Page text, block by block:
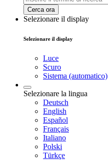
Cerca ora
Selezionare il display
Selezionare il display
Luce
Scuro
Sistema (automatico)
Selezionare la lingua
Deutsch
English
Español
Français
Italiano
Polski
Türkçe